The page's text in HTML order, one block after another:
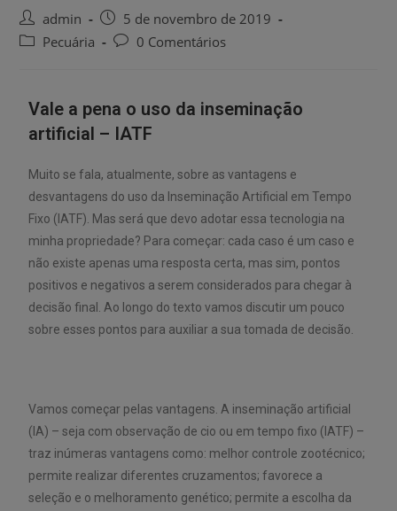
admin
5 de novembro de 2019
Pecuária
0 Comentários
Vale a pena o uso da inseminação
artificial – IATF
Muito se fala, atualmente, sobre as vantagens e
desvantagens do uso da Inseminação Artificial em Tempo
Fixo (IATF). Mas será que devo adotar essa tecnologia na
minha propriedade? Para começar: cada caso é um caso e
não existe apenas uma resposta certa, mas sim, pontos
positivos e negativos a serem considerados para chegar à
decisão final. Ao longo do texto vamos discutir um pouco
sobre esses pontos para auxiliar a sua tomada de decisão.
Vamos começar pelas vantagens. A inseminação artificial
(IA) – seja com observação de cio ou em tempo fixo (IATF) –
traz inúmeras vantagens como: melhor controle zootécnico;
permite realizar diferentes cruzamentos; favorece a
seleção e o melhoramento genético; permite a escolha da